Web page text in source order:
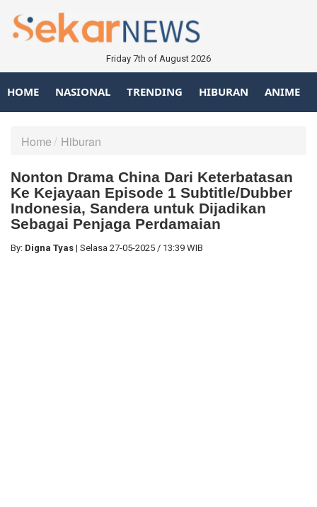
Friday 7th of August 2026
HOME NASIONAL TRENDING HIBURAN ANIME
Home Hiburan
Nonton Drama China Dari Keterbatasan
Ke Kejayaan Episode 1 Subtitle/Dubber
Indonesia, Sandera untuk Dijadikan
Sebagai Penjaga Perdamaian
By: Digna Tyas | Selasa 27-05-2025 / 13:39 WIB